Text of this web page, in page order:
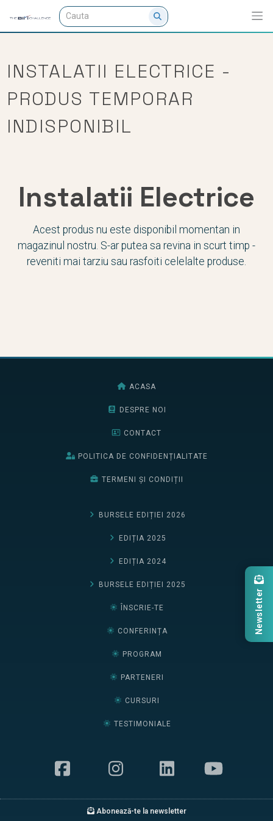
INSTALATII ELECTRICE -
PRODUS TEMPORAR
INDISPONIBIL
Instalatii Electrice
Acest produs nu este disponibil momentan in
magazinul nostru. S-ar putea sa revina in scurt timp -
reveniti mai tarziu sau rasfoiti celelalte produse.
ACASA
DESPRE NOI
CONTACT
POLITICA DE CONFIDENȚIALITATE
TERMENI ȘI CONDIȚII
BURSELE EDIȚIEI 2026
EDIȚIA 2025
EDIȚIA 2024
BURSELE EDIȚIEI 2025
ÎNSCRIE-TE
CONFERINȚA
PROGRAM
PARTENERI
CURSURI
TESTIMONIALE
Abonează-te la newsletter
Newsletter